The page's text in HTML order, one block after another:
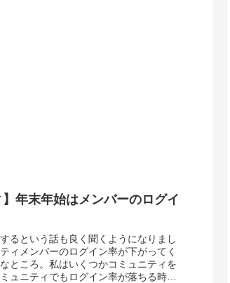
】年末年始はメンバーのログイ
るという話も良く聞くようになりまし
ィメンバーのログイン率が下がってく
ところ。私はいくつかコミュニティを
ュニティでもログイン率が落ちる時期